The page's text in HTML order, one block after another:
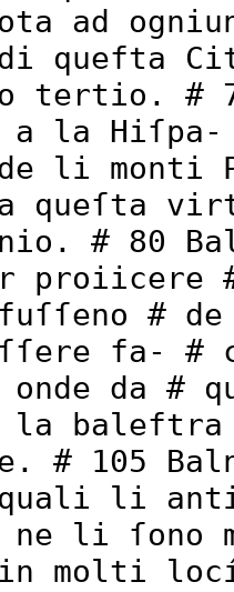
ad
quefta
tertio. #
a la
de li
queſta
# 80
proiicere
fuſſeno #
fa- #
da #
la baleftra
# 105
li
ne li ſono
in molti